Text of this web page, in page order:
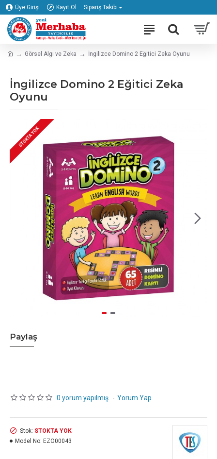
Üye Girişi Kayıt Ol Sipariş Takibi
Görsel Algı ve Zeka İngilizce Domino 2 Eğitici Zeka Oyunu
İngilizce Domino 2 Eğitici Zeka
Oyunu
STOKTA YOK
Paylaş
0 yorum yapılmış. - Yorum Yap
Stok: STOKTA YOK
Model No: EZO00043